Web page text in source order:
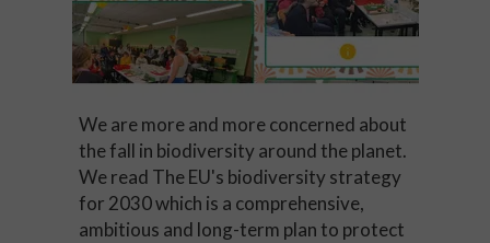
We are more and more concerned about
the fall in biodiversity around the planet.
We read The EU's biodiversity strategy
for 2030 which is a comprehensive,
ambitious and long-term plan to protect